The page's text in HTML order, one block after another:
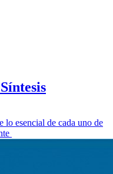
lo esencial de cada uno de